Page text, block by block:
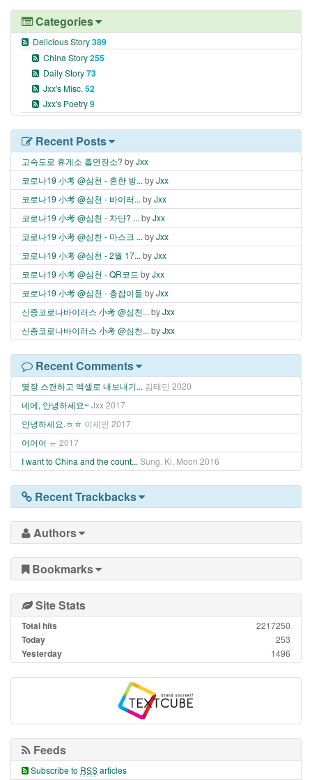
Categories
Delicious Story389
China Story255
Daily Story73
Jxx's Misc. 52
Jxx's Poetry9
Recent Posts
고속도로 휴게소 흡연장소? byJxx
코로나19 小考 @심천 - 흔한 방... byJxx
코로나19 小考 @심천 - 바이러... byJxx
코로나19 小考 @심천 - 차단? ... byJxx
코로나19 小考 @심천 - 마스크 ... byJxx
코로나19 小考 @심천 - 2월 17... byJxx
코로나19 小考 @심천 - QR코드 byJxx
코로나19 小考 @심천 - 총잡이들 byJxx
신종코로나바이러스 小考 @심천... byJxx
신종코로나바이러스 小考 @심천... byJxx
Recent Comments
몇장 스캔하고 엑셀로 내보내기... 김태민 2020
네에, 안녕하세요~ Jxx2017
안녕하세요.ㅎㅎ 이제민 2017
어어어 ㅠ 2017
I want to China and the count... Sung. Ki. Moon 2016
Recent Trackbacks
Authors
Bookmarks
Site Stats
Total hits 2217250
Today 253
Yesterday 1496
Feeds
Subscribe to RSSarticles